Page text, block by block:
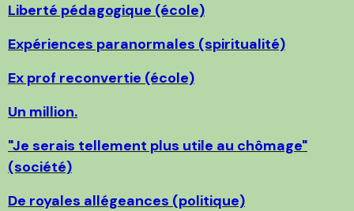
Liberté pédagogique (école)
Expériences paranormales (spiritualité)
Ex prof reconvertie (école)
Un million.
"Je serais tellement plus utile au chômage"
(société)
De royales allégeances (politique)